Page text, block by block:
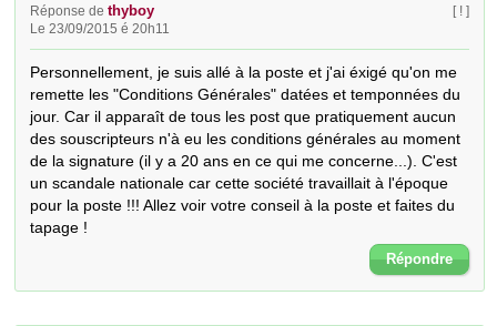
Réponse dethyboy
Le 23/09/2015 é 20h11
[ ! ]
Personnellement, je suis allé à la poste et j'ai éxigé qu'on me
remette les "Conditions Générales" datées et temponnées du
jour. Car il apparaît de tous les post que pratiquement aucun
des souscripteurs n'à eu les conditions générales au moment
de la signature (il y a 20 ans en ce qui me concerne...). C'est
un scandale nationale car cette société travaillait à l'époque
pour la poste !!! Allez voir votre conseil à la poste et faites du
tapage !
Répondre